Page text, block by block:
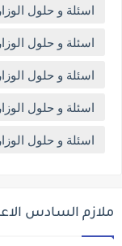
اسئلة و حلول الوزاري
اسئلة و حلول الوزاري
اسئلة و حلول الوزاري
اسئلة و حلول الوزاري
اسئلة و حلول الوزاري
ملازم السادس